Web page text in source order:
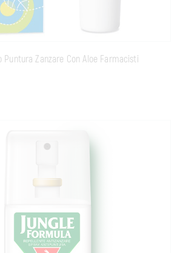
Puntura Zanzare Con Aloe Farmacisti